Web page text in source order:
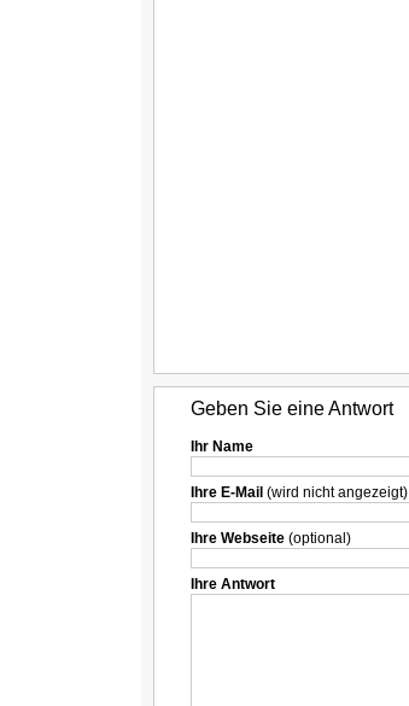
Geben Sie eine Antwort
Ihr Name
Ihre E-Mail (wird nicht angezeigt)
Ihre Webseite(optional)
Ihre Antwort